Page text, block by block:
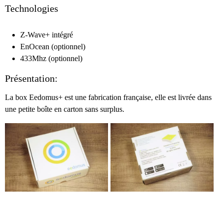
Technologies
Z-Wave+ intégré
EnOcean (optionnel)
433Mhz (optionnel)
Présentation:
La box Eedomus+ est une fabrication française, elle est livrée dans
une petite boîte en carton sans surplus.